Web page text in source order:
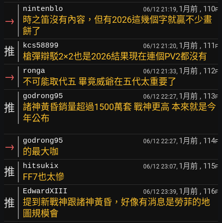
→
nintenblo 06/12 21:19, 1月前 , 110F
時之笛沒有內容，但有2026這幾個字就贏不少畫
餅了
推 kcs58899 06/12 21:20, 1月前 , 111 F
槍彈辯駁2×2也是2026結果現在連個PV2都沒有
→ ronga 06/12 21:33, 1月前 , 112F
不可能取代五 畢竟威爺在五代太重要了
推
godrong95 06/12 22:27, 1月前 , 113F
諸神黃昏銷量超過1500萬套 戰神更高 本來就是今
年公布
→ godrong95 06/12 22:27, 1月前 , 114F
的最大咖
推 hitsukix 06/12 23:07, 1月前 , 115F
FF7也太慘
推
EdwardXIII 06/12 23:39, 1月前 , 116F
提到新戰神跟諸神黃昏，好像有消息是勞菲的地
圖規模會